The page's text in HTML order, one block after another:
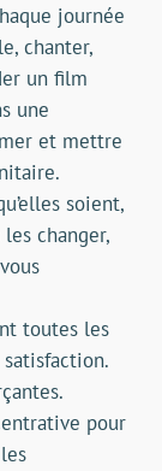
journée
chanter,
un film
une
et mettre
soient,
changer,
toutes les
pour